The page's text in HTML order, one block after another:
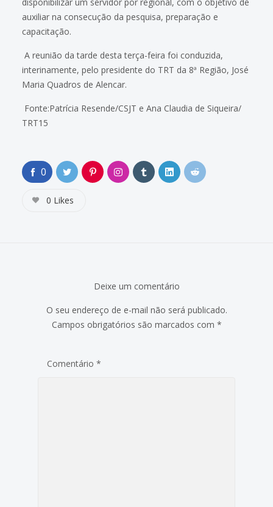
auxiliar na consecução da pesquisa, preparação e
capacitação.
A reunião da tarde desta terça-feira foi conduzida,
interinamente, pelo presidente do TRT da 8ª Região, José
Maria Quadros de Alencar.
Fonte:Patrícia Resende/CSJT e Ana Claudia de Siqueira/
TRT15
0
0 Likes
Deixe um comentário
O seu endereço de e-mail não será publicado.
Campos obrigatórios são marcados com *
Comentário *